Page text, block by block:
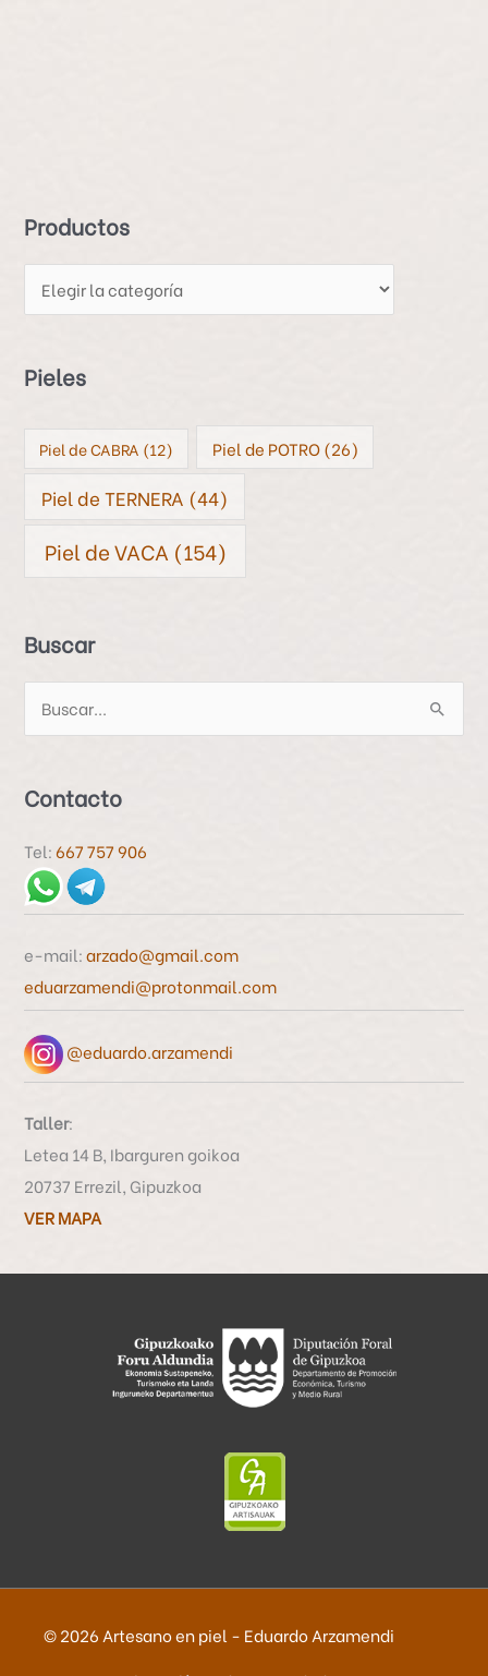
Productos
u
s
Pieles
Piel de CABRA (12) Piel de POTRO(26)
Piel de TERNERA (44)
Piel de VACA (154)
Buscar
u
c
r
p
r
:
Contacto
Tel:667 757 906
e-mail:arzado@gmail.com
eduarzamendi@protonmail.com
@eduardo.arzamendi
Taller:
Letea 14 B, Ibarguren goikoa
20737 Errezil, Gipuzkoa
VER MAPA
© 2026Artesano en piel - Eduardo Arzamendi